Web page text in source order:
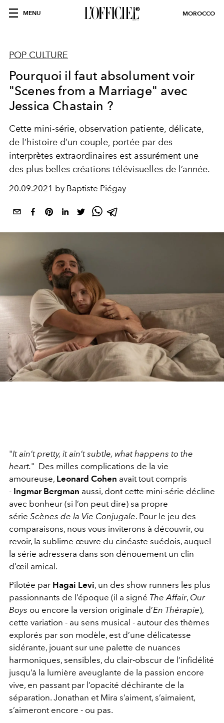
MENU MOROCCO
POP CULTURE
Pourquoi il faut absolument voir
"Scenes from a Marriage" avec
Jessica Chastain ?
Cette mini-série, observation patiente, délicate,
de l’histoire d’un couple, portée par des
interprètes extraordinaires est assurément une
des plus belles créations télévisuelles de l’année.
20.09.2021 by Baptiste Piégay
"It ain’t pretty, it ain’t subtle, what happens to the
heart." Des milles complications de la vie
amoureuse, Leonard Cohen avait tout compris
- Ingmar Bergman aussi, dont cette mini-série décline
avec bonheur (si l’on peut dire) sa propre
série Scènes de la Vie Conjugale. Pour le jeu des
comparaisons, nous vous inviterons à découvrir, ou
revoir, la sublime œuvre du cinéaste suédois, auquel
la série adressera dans son dénouement un clin
d’œil amical.
Pilotée par Hagai Levi, un des show runners les plus
passionnants de l’époque (il a signé The Affair, Our
Boys ou encore la version originale d’En Thérapie),
cette variation - au sens musical - autour des thèmes
explorés par son modèle, est d’une délicatesse
sidérante, jouant sur une palette de nuances
harmoniques, sensibles, du clair-obscur de l’infidélité
jusqu’à la lumière aveuglante de la passion encore
vive, en passant par l’opacité déchirante de la
séparation. Jonathan et Mira s’aiment, s’aimaient,
s’aimeront encore - ou pas.